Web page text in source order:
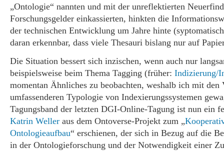
„Ontologie“ nannten und mit der unreflektierten
Forschungsgelder einkassierten, hinkten die
der technischen Entwicklung um Jahre hinte
daran erkennbar, dass viele Thesauri bislang nur auf
Die Situation bessert sich inzischen, wenn auch nur
beispielsweise beim Thema Tagging (früher: Indizierung/
momentan Ähnliches zu beobachten, weshalb ich mit den
umfassenderen Typologie von Indexierungssystemen
Tagungsband der letzten DGI-Online-Tagung ist nun ein
Katrin Weller aus dem Ontoverse-Projekt zum „
Ontologieaufbau“ erschienen, der sich in Bezug auf die
in der Ontologieforschung und der Notwendigkeit einer